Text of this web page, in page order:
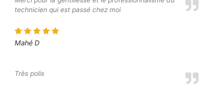
technicien qui est passé chez moi
Mahé D
Très polis